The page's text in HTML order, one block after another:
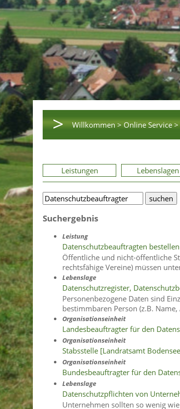
> Willkommen > Online Service >
Leistungen Lebenslagen
Suchergebnis
Leistung
Datenschutzbeauftragten
Öffentliche und nicht-öffentliche
rechtsfähige Vereine) müssen
Lebenslage
Datenschutzregister,
Personenbezogene Daten sind
bestimmbaren Person (z.B.
Organisationseinheit
Landesbeauftragter für den
Organisationseinheit
Stabsstelle [Landratsamt
Organisationseinheit
Bundesbeauftragter für den
Lebenslage
Datenschutzpflichten von
Unternehmen sollten so wenig